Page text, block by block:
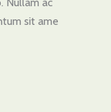
Nullam ac
sit ame